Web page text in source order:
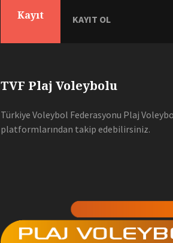
Kayıt KAYIT OL
TVF Plaj Voleybolu
Türkiye Voleybol Federasyonu Plaj
platformlarından takip edebilirsiniz.